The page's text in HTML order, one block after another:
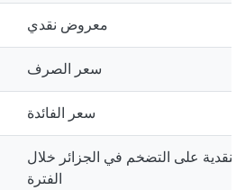
معروض نقدي
سعر الصرف
سعر الفائدة
النقدية على التضخم في الجزائر خلال
الفترة